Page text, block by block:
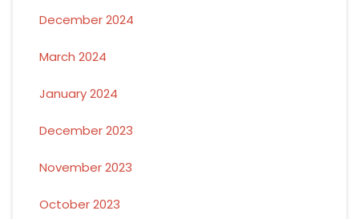
December 2024
March 2024
January 2024
December 2023
November 2023
October 2023